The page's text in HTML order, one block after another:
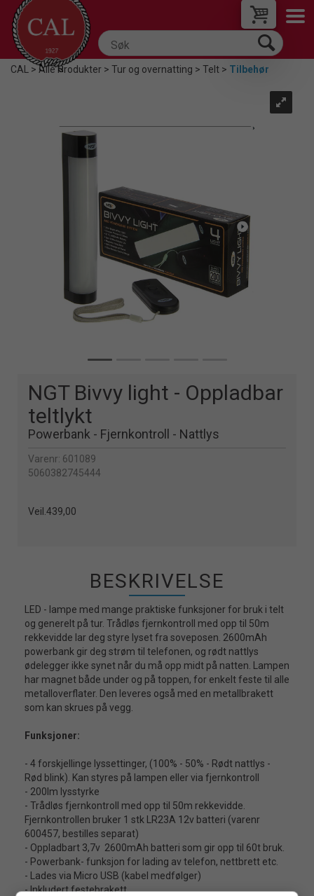
CAL >Alle Produkter>Tur og overnatting>Telt>Tilbehør
NGT Bivvy light - Oppladbar
teltlykt
Powerbank - Fjernkontroll - Nattlys
Varenr: 601089
5060382745444
Veil. 439,00
BESKRIVELSE
LED - lampe med mange praktiske funksjoner for bruk i telt
og generelt på tur. Trådløs fjernkontroll med opp til 50m
rekkevidde lar deg styre lyset fra soveposen. 2600mAh
powerbank gir deg strøm til telefonen, og rødt nattlys
ødelegger ikke synet når du må opp midt på natten. Lampen
har magnet både under og på toppen, for enkelt feste til alle
metalloverflater. Den leveres også med en metallbrakett
som kan skrues på vegg.
Funksjoner:
- 4 forskjellinge lyssettinger, (100% - 50% - Rødt nattlys -
Rød blink). Kan styres på lampen eller via fjernkontroll
- 200lm lysstyrke
- Trådløs fjernkontroll med opp til 50m rekkevidde.
Fjernkontrollen bruker 1 stk LR23A 12v batteri (varenr
600457, bestilles separat)
- Oppladbart 3,7v 2600mAh batteri som gir opp til 60t bruk.
- Powerbank- funksjon for lading av telefon, nettbrett etc.
- Lades via Micro USB (kabel medfølger)
- Inkludert festebrakett.